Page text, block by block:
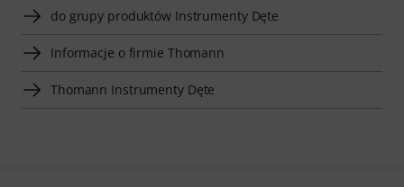
do grupy produktów Instrumenty Dęte
Informacje o firmie Thomann
Thomann Instrumenty Dęte